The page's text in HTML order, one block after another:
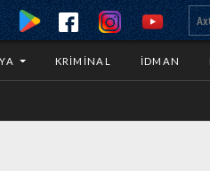
KRIMINAL İDMAN